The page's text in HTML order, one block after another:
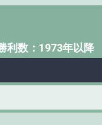
利数：1973年以降